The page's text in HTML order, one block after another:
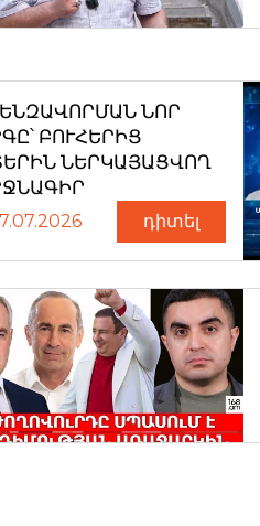
ՆՈՐ
ԲՈՒՀԵՐԻՑ
ՆԵՐԿԱՅԱՑՎՈՂ
դիտել